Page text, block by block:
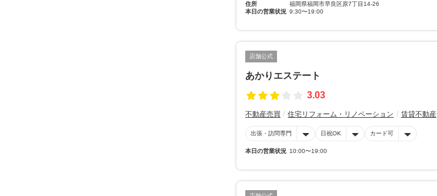
住所
福岡県福岡市早良区原7丁目14-26
本日の営業状況 9:30〜19:00
店舗公式
あかりエステート
3.03
不動産売買 住宅リフォーム・リノベーション 賃貸不動産
出張・訪問専門 日祝OK カード可
本日の営業状況 10:00〜19:00